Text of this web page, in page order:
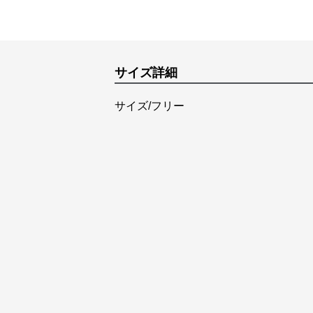
サイズ詳細
サイズ/フリー